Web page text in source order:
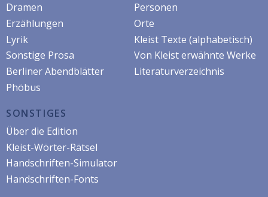
Dramen
Erzählungen
Lyrik
Sonstige Prosa
Berliner Abendblätter
Phöbus
Personen
Orte
Kleist Texte (alphabetisch)
Von Kleist erwähnte Werke
Literaturverzeichnis
SONSTIGES
Über die Edition
Kleist-Wörter-Rätsel
Handschriften-Simulator
Handschriften-Fonts